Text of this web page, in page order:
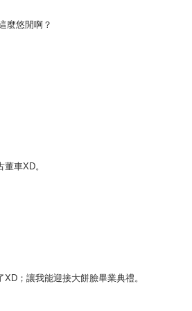
麼悠閒啊？
車XD。
；讓我能迎接大餅臉畢業典禮。